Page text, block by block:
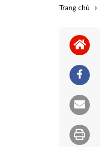
Trang chủ